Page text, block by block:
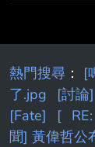
熱門搜尋 ： [
了.jpg
[討論]
[Fate]
[ RE:
聞] 黃偉哲